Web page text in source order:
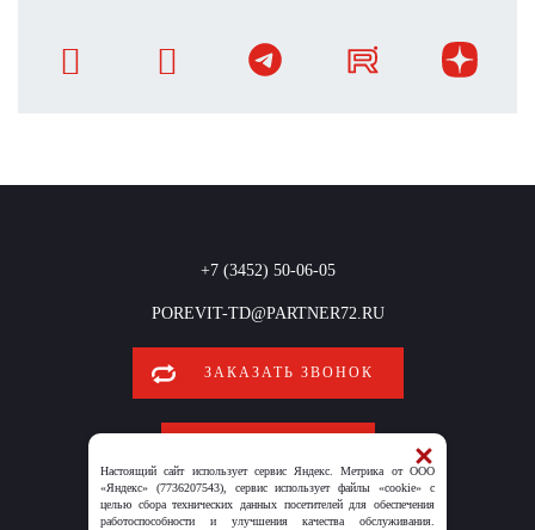
+7 (3452) 50-06-05
POREVIT-TD@PARTNER72.RU
ЗАКАЗАТЬ ЗВОНОК
Настоящий сайт использует сервис Яндекс. Метрика от ООО
«Яндекс» (7736207543), сервис использует файлы «cookie» с
целью сбора технических данных посетителей для обеспечения
работоспособности и улучшения качества обслуживания.